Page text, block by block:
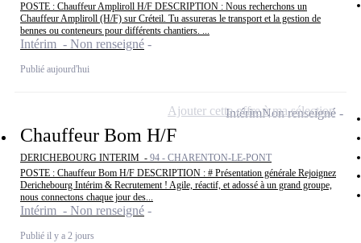
POSTE : Chauffeur Ampliroll H/F DESCRIPTION : Nous recherchons un
Chauffeur Ampliroll (H/F) sur Créteil. Tu assureras le transport et la gestion de
bennes ou conteneurs pour différents chantiers. ...
Intérim - Non renseigné
Publié aujourd'hui
Chauffeur Bom H/F
DERICHEBOURG INTERIM - 94 - CHARENTON-LE-PONT
POSTE : Chauffeur Bom H/F DESCRIPTION : # Présentation générale Rejoignez
Derichebourg Intérim & Recrutement ! Agile, réactif, et adossé à un grand groupe,
nous connectons chaque jour des...
Intérim - Non renseigné
Publié il y a 2 jours
IntérimNon renseigné
Ajouter cette offre à ma sélection